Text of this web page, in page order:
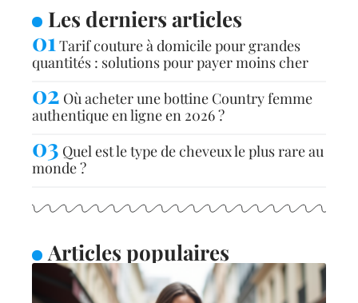
Les derniers articles
Tarif couture à domicile pour grandes
quantités : solutions pour payer moins cher
Où acheter une bottine Country femme
authentique en ligne en 2026 ?
Quel est le type de cheveux le plus rare au
monde ?
Articles populaires